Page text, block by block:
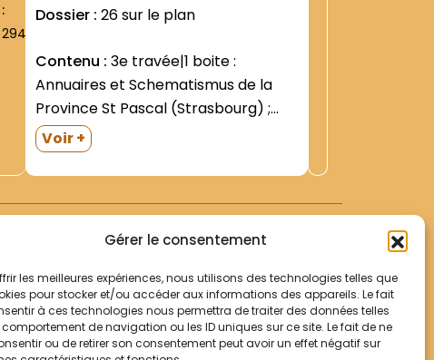
Gérer le consentement
les meilleures expériences, nous utilisons des technologies telles que
pour stocker et/ou accéder aux informations des appareils. Le fait
à ces technologies nous permettra de traiter des données telles
de navigation ou les ID uniques sur ce site. Le fait de ne
ou de retirer son consentement peut avoir un effet négatif sur
:
2945
Dossier : 26 sur le plan
Contenu :
Annuaires et Schematismus de la
Province St Pascal (Strasbourg) ;
Province des Trois Compagnons
(avec la Custodie de Corse)|4e
travée|-1 boite : Fichier des Frères|-1
boite : cachets de la Province St
Voir +
Votre panier
Mentions légales